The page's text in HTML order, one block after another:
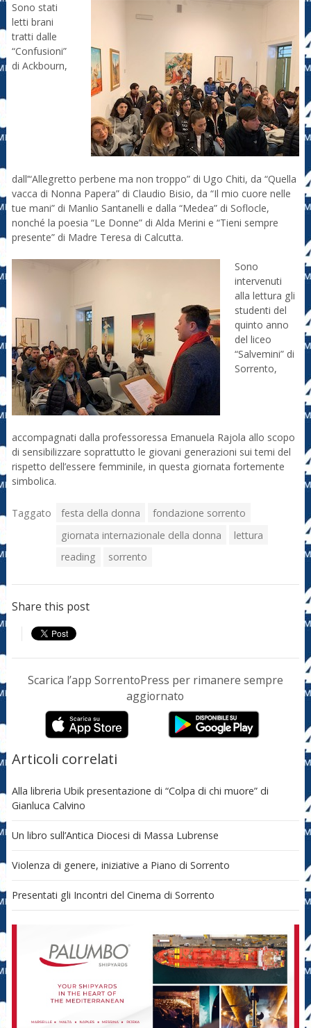
Sono stati
letti brani
tratti dalle
“Confusioni”
di Ackbourn,
dall’“Allegretto perbene ma non troppo” di Ugo Chiti, da “Quella
vacca di Nonna Papera” di Claudio Bisio, da “Il mio cuore nelle
tue mani” di Manlio Santanelli e dalla “Medea” di Soflocle,
nonché la poesia “Le Donne” di Alda Merini e “Tieni sempre
presente” di Madre Teresa di Calcutta.
Sono
intervenuti
alla lettura gli
studenti del
quinto anno
del liceo
“Salvemini” di
Sorrento,
accompagnati dalla professoressa Emanuela Rajola allo scopo
di sensibilizzare soprattutto le giovani generazioni sui temi del
rispetto dell’essere femminile, in questa giornata fortemente
simbolica.
Taggato festa della donna
fondazione sorrento
giornata internazionale della donna
lettura
reading
sorrento
Share this post
Scarica l’app SorrentoPress per rimanere sempre
aggiornato
Articoli correlati
Alla libreria Ubik presentazione di “Colpa di chi muore” di
Gianluca Calvino
Un libro sull’Antica Diocesi di Massa Lubrense
Violenza di genere, iniziative a Piano di Sorrento
Presentati gli Incontri del Cinema di Sorrento